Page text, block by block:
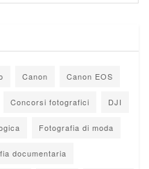
Canon Canon EOS
Concorsi fotografici DJI
Fotografia di moda
documentaria